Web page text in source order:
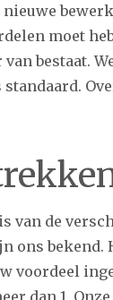
moet
bestaat.
van de
bekend.
voordeel